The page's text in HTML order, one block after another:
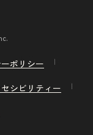
ポリシー
シビリティー